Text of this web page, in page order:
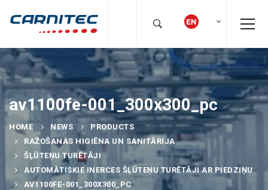
av1100fe-001_300x300_pc
HOME NEWS
PRODUCTS
RAŽOŠANAS HIGIĒNA UN SANITĀRIJA
ŠĻŪTEŅU TURĒTĀJI
AUTOMĀTISKIE INERCES ŠĻŪTEŅU TURĒTĀJI AR PIEDZIŅU
AV1100FE-001_300X300_PC